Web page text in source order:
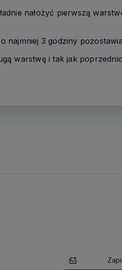
nałożyć pierwszą
najmniej 3 godziny
warstwę i tak jak